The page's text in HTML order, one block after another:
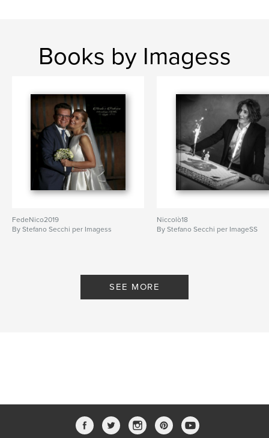
Books by Imagess
FedeNico2019
By Stefano Secchi per Imagess
Niccolò18
By Stefano Secchi per ImageSS
SEE MORE